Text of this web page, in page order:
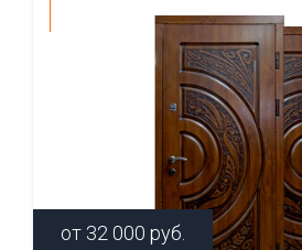
от 32 000 руб.